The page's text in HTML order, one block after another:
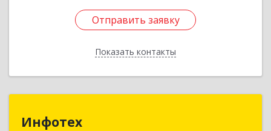
Отправить заявку
Показать контакты
Отправить заявку
Назад
Инфотех